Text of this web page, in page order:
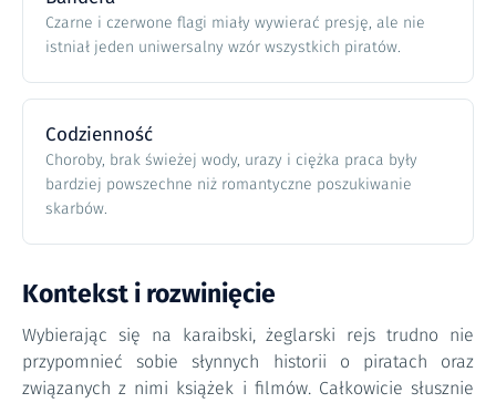
Czarne i czerwone flagi miały wywierać presję, ale nie
istniał jeden uniwersalny wzór wszystkich piratów.
Codzienność
Choroby, brak świeżej wody, urazy i ciężka praca były
bardziej powszechne niż romantyczne poszukiwanie
skarbów.
Kontekst i rozwinięcie
Wybierając się na karaibski, żeglarski rejs trudno nie
przypomnieć sobie słynnych historii o piratach oraz
związanych z nimi książek i filmów. Całkowicie słusznie